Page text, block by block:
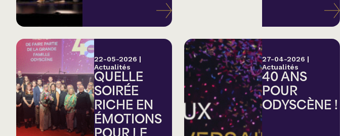
Hommage
Théâtre
Saison estivale
22-05-2026 |
Actualités
QUELLE
SOIRÉE
RICHE EN
ÉMOTIONS
27-04-2026 |
Actualités
40 ANS
POUR
ODYSCÈNE !